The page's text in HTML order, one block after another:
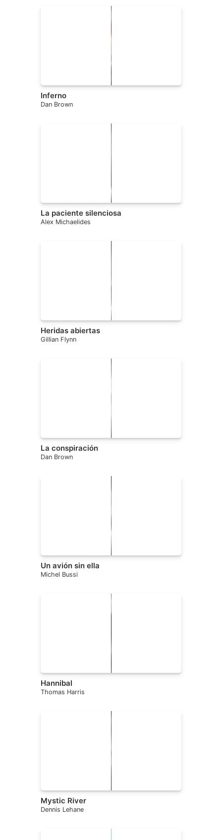
Inferno
Dan Brown
La paciente silenciosa
Alex Michaelides
Heridas abiertas
Gillian Flynn
La conspiración
Dan Brown
Un avión sin ella
Michel Bussi
Hannibal
Thomas Harris
Mystic River
Dennis Lehane